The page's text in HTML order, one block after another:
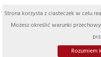
Strona korzysta z ciasteczek w celu
Możesz określić warunki
Rozumiem